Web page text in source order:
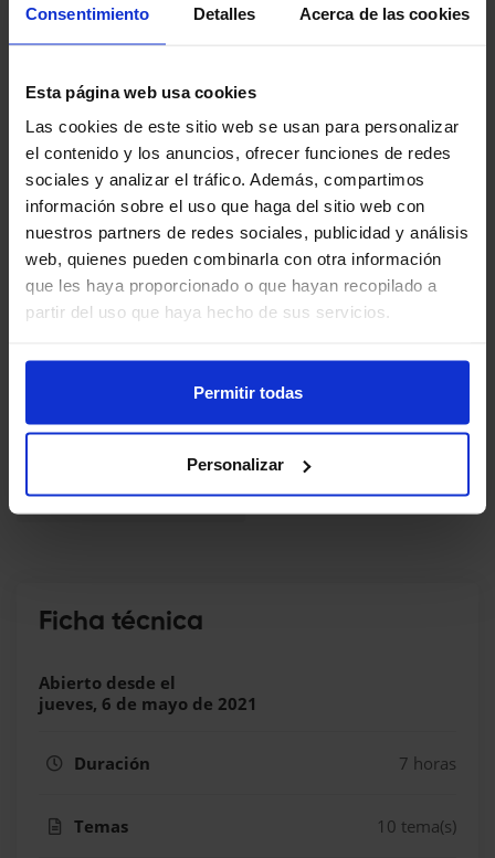
Consentimiento Detalles Acerca de las cookies
Esta página web usa cookies
Las cookies de este sitio web se usan para personalizar
el contenido y los anuncios, ofrecer funciones de redes
sociales y analizar el tráfico. Además, compartimos
información sobre el uso que haga del sitio web con
nuestros partners de redes sociales, publicidad y análisis
web, quienes pueden combinarla con otra información
que les haya proporcionado o que hayan recopilado a
partir del uso que haya hecho de sus servicios.
Permitir todas
Personalizar
Unidad Integral de Cardiología del Hospital
Quirónsalud Toledo y FEA del Servicio de
Yo prefiero cierre de orejuela para la
prevención tromboembólica de FA
Daniele Gemma - Unidad de Cardiología no
Invasiva, Consultas Externas y Hospitalización y
Unidad Hemodinámica del Hospital La Luz
Quirónsalud. Madrid
Módulo 5: Conferencia magistral
Cardiooncología: Más allá de la toxicidad
Dra. Pilar Agudo Quílez - F.E.A. Cardiología.
Hospital Universitario Infanta Sofía. Madrid
Ficha técnica
Abierto desde el
jueves, 6 de mayo de 2021
Duración 7 horas
Temas 10 tema(s)